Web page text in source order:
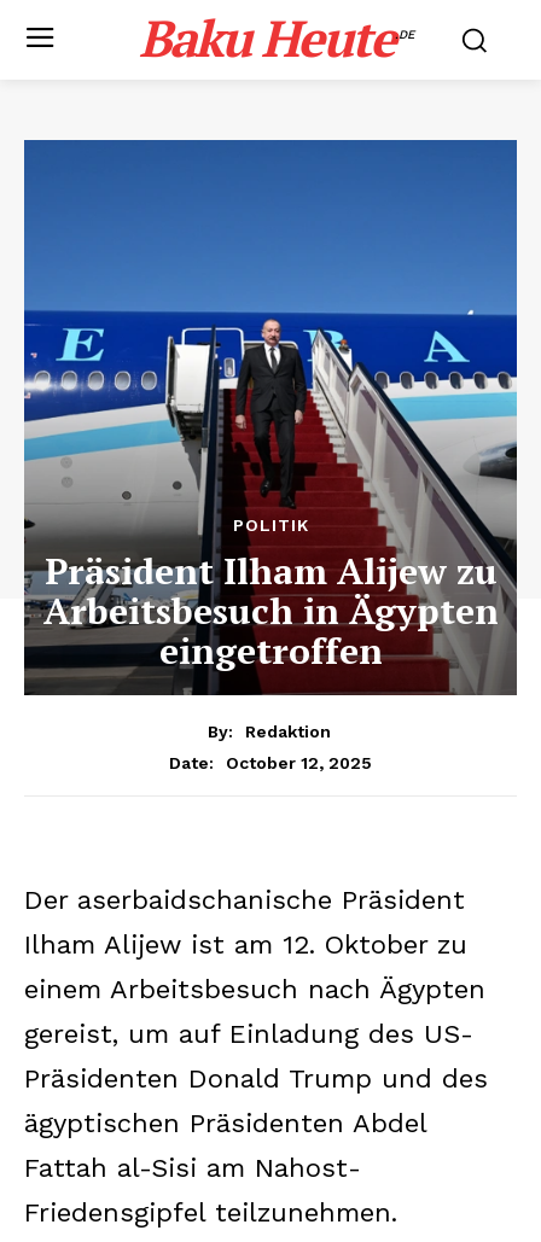
Baku Heute.DE
POLITIK
Präsident Ilham Alijew zu
Arbeitsbesuch in Ägypten
eingetroffen
By:
Redaktion
Date:
October 12, 2025
Der aserbaidschanische Präsident
Ilham Alijew ist am 12. Oktober zu
einem Arbeitsbesuch nach Ägypten
gereist, um auf Einladung des US-
Präsidenten Donald Trump und des
ägyptischen Präsidenten Abdel
Fattah al-Sisi am Nahost-
Friedensgipfel teilzunehmen.